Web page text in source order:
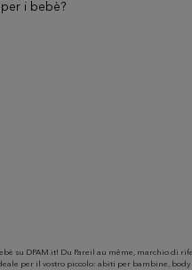
i bebè?
su DPAM.it! Du Pareil au même, marchio di
per il vostro piccolo: abiti per bambine,